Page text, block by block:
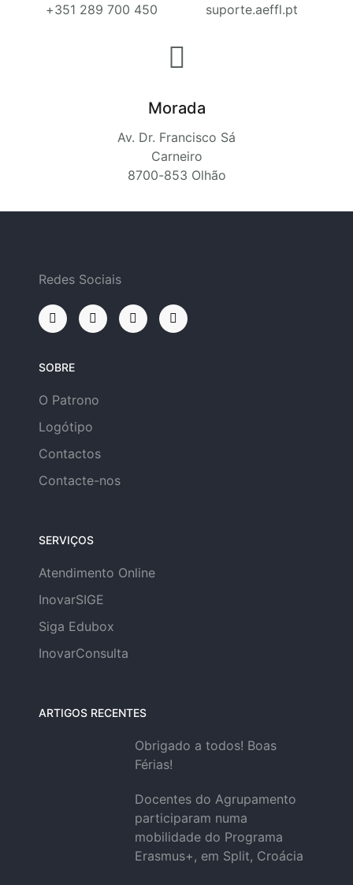
+351 289 700 450 suporte.aeffl.pt
Morada
Av. Dr. Francisco Sá
Carneiro
8700-853 Olhão
Redes Sociais
SOBRE
O Patrono
Logótipo
Contactos
Contacte-nos
SERVIÇOS
Atendimento Online
InovarSIGE
Siga Edubox
InovarConsulta
ARTIGOS RECENTES
Obrigado a todos! Boas
Férias!
Docentes do Agrupamento
participaram numa
mobilidade do Programa
Erasmus+, em Split, Croácia